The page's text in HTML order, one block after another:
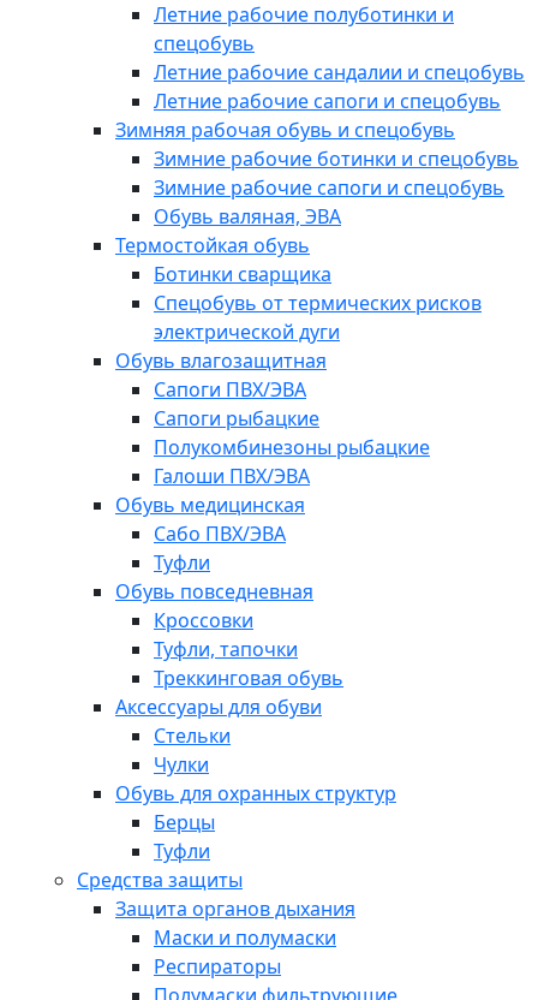
Летние рабочие полуботинки и
спецобувь
Летние рабочие сандалии и спецобувь
Летние рабочие сапоги и спецобувь
Зимняя рабочая обувь и спецобувь
Зимние рабочие ботинки и спецобувь
Зимние рабочие сапоги и спецобувь
Обувь валяная, ЭВА
Термостойкая обувь
Ботинки сварщика
Спецобувь от термических рисков
электрической дуги
Обувь влагозащитная
Сапоги ПВХ/ЭВА
Сапоги рыбацкие
Полукомбинезоны рыбацкие
Галоши ПВХ/ЭВА
Обувь медицинская
Сабо ПВХ/ЭВА
Туфли
Обувь повседневная
Кроссовки
Туфли, тапочки
Треккинговая обувь
Аксессуары для обуви
Стельки
Чулки
Обувь для охранных структур
Берцы
Туфли
Средства защиты
Защита органов дыхания
Маски и полумаски
Респираторы